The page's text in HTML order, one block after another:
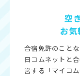
空
お
合宿免許のこと
日コムネットと
営する「マイコ